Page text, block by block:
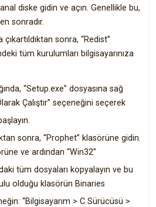
diske gidin ve açın. Genellikle bu,
sonradır.
sonra, “Redist”
tüm kurulumları bilgisayarınıza
“Setup.exe” dosyasına sağ
Çalıştır” seçeneğini seçerek
sonra, “Prophet” klasörüne gidin.
ve ardından “Win32”
tüm dosyaları kopyalayın ve bu
olduğu klasörün Binaries
“Bilgisayarım > C Sürücüsü >